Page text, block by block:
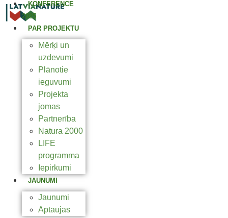
KONFERENCE
2025
PAR PROJEKTU
Mērķi un
uzdevumi
Plānotie
ieguvumi
Projekta
jomas
Partnerība
Natura 2000
LIFE
programma
Iepirkumi
JAUNUMI
Jaunumi
Aptaujas